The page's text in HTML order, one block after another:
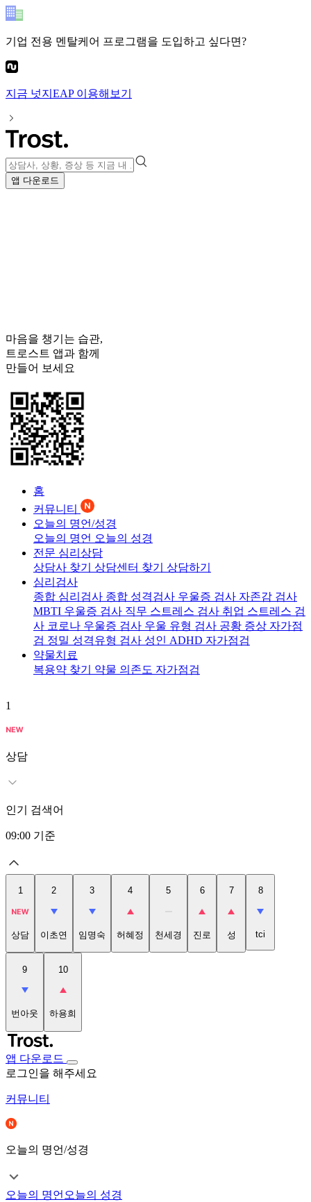
기업 전용 멘탈케어 프로그램을 도입하고 싶다면?
지금 넛지EAP이용해보기
앱 다운로드
마음을 챙기는 습관,
트로스트 앱과 함께
만들어 보세요
홈
커뮤니티
오늘의 명언/성경
오늘의 명언 오늘의 성경
전문 심리상담
상담사 찾기 상담센터 찾기 상담하기
심리검사
종합 심리검사 종합 성격검사 우울증 검사 자존감 검사
MBTI 우울증 검사 직무 스트레스 검사 취업 스트레스 검
사 코로나 우울증 검사 우울 유형 검사 공황 증상 자가점
검 정밀 성격유형 검사 성인 ADHD 자가점검
약물치료
복용약 찾기 약물 의존도 자가점검
1
상담
인기 검색어
09:00 기준
1
상담
2
이초연
3
임명숙
4
허혜정
5
천세경
6
진로
7
성
8
tci
9
번아웃
10
하용희
앱 다운로드
로그인을 해주세요
커뮤니티
오늘의 명언/성경
오늘의 명언 오늘의 성경